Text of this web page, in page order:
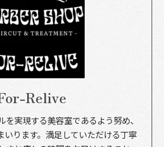
Relive
を実現する美容室であるよう努め、
いります。満足していただける丁寧